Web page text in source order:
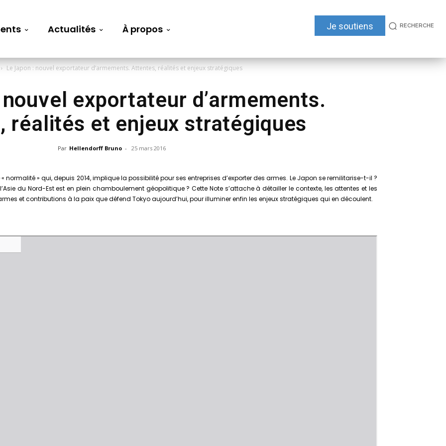
Actualités À propos Je soutiens RECHERCHE
Le Japon : nouvel exportateur d’armements. Attentes, réalités et enjeux stratégiques
exportateur d’armements.
réalités et enjeux stratégiques
Par Hellendorff Bruno - 25 mars 2016
normalité » qui, depuis 2014, implique la possibilité pour ses entreprises d’exporter des armes. Le Japon se remilitarise-t-il ?
du Nord-Est est en plein chamboulement géopolitique ? Cette Note s’attache à détailler le contexte, les attentes et les
et contributions à la paix que défend Tokyo aujourd’hui, pour illuminer enfin les enjeux stratégiques qui en découlent.